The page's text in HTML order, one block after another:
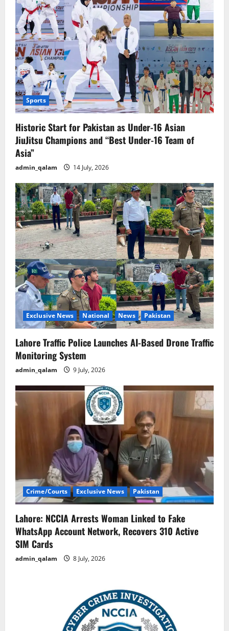
Sports
Historic Start for Pakistan as Under-16 Asian
JiuJitsu Champions and “Best Under-16 Team of
Asia”
admin_qalam 14 July, 2026
Exclusive News National News Pakistan
Lahore Traffic Police Launches AI-Based Drone Traffic
Monitoring System
admin_qalam 9 July, 2026
Crime/Courts Exclusive News Pakistan
Lahore: NCCIA Arrests Woman Linked to Fake
WhatsApp Account Network, Recovers 310 Active
SIM Cards
admin_qalam 8 July, 2026